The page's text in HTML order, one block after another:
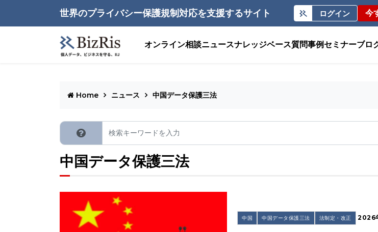
世界のプライバシー保護規制対応を支援するサイト ログイン 今
オンライン相談ニュースナレッジベース質問事例 セミナーブロ
Home ニュース 中国データ保護三法
中国データ保護三法
中国 中国データ保護三法 法制定・改正 2026